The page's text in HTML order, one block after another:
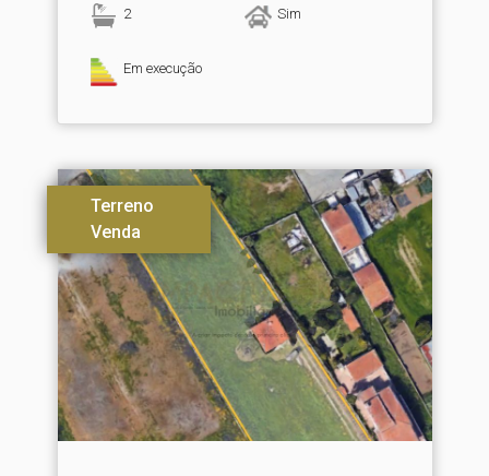
2 Sim
Em execução
Terreno
Venda